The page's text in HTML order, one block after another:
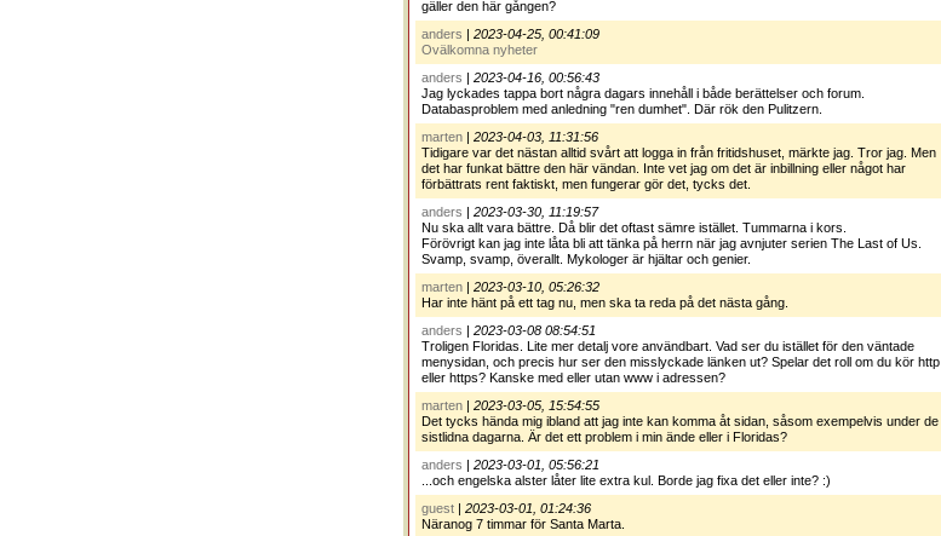
gäller den här gången?
anders | 2023-04-25, 00:41:09
Ovälkomna nyheter
anders | 2023-04-16, 00:56:43
Jag lyckades tappa bort några dagars innehåll i både berättelser och forum.
Databasproblem med anledning "ren dumhet". Där rök den Pulitzern.
marten | 2023-04-03, 11:31:56
Tidigare var det nästan alltid svårt att logga in från fritidshuset, märkte jag. Tror jag. Men
det har funkat bättre den här vändan. Inte vet jag om det är inbillning eller något har
förbättrats rent faktiskt, men fungerar gör det, tycks det.
anders | 2023-03-30, 11:19:57
Nu ska allt vara bättre. Då blir det oftast sämre istället. Tummarna i kors.
Förövrigt kan jag inte låta bli att tänka på herrn när jag avnjuter serien The Last of Us.
Svamp, svamp, överallt. Mykologer är hjältar och genier.
marten | 2023-03-10, 05:26:32
Har inte hänt på ett tag nu, men ska ta reda på det nästa gång.
anders | 2023-03-08 08:54:51
Troligen Floridas. Lite mer detalj vore användbart. Vad ser du istället för den väntade
menysidan, och precis hur ser den misslyckade länken ut? Spelar det roll om du kör http
eller https? Kanske med eller utan www i adressen?
marten | 2023-03-05, 15:54:55
Det tycks hända mig ibland att jag inte kan komma åt sidan, såsom exempelvis under de
sistlidna dagarna. Är det ett problem i min ände eller i Floridas?
anders | 2023-03-01, 05:56:21
...och engelska alster låter lite extra kul. Borde jag fixa det eller inte? :)
guest | 2023-03-01, 01:24:36
Näranog 7 timmar för Santa Marta.